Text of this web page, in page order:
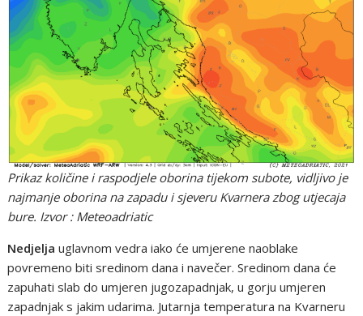
Prikaz količine i raspodjele oborina tijekom subote, vidljivo je
najmanje oborina na zapadu i sjeveru Kvarnera zbog utjecaja
bure. Izvor : Meteoadriatic
Nedjelja uglavnom vedra iako će umjerene naoblake
povremeno biti sredinom dana i navečer. Sredinom dana će
zapuhati slab do umjeren jugozapadnjak, u gorju umjeren
zapadnjak s jakim udarima. Jutarnja temperatura na Kvarneru